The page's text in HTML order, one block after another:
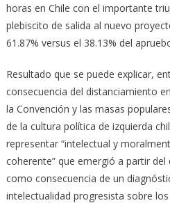
horas en Chile con el importante
plebiscito de salida al nuevo
61.87% versus el 38.13% del
Resultado que se puede explicar,
consecuencia del distanciamiento
la Convención y las masas
de la cultura política de izquierda
representar “intelectual y
coherente” que emergió a partir
como consecuencia de un
intelectualidad progresista sobre